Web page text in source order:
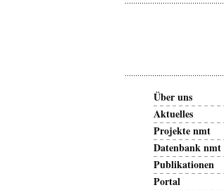
Über uns
Aktuelles
Projekte nmt
Datenbank nmt
Publikationen
Portal